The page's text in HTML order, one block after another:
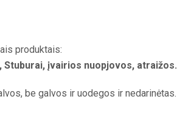
produktais:
Stuburai, įvairios nuopjovos, atraižos.
be galvos ir uodegos ir nedarinėtas.